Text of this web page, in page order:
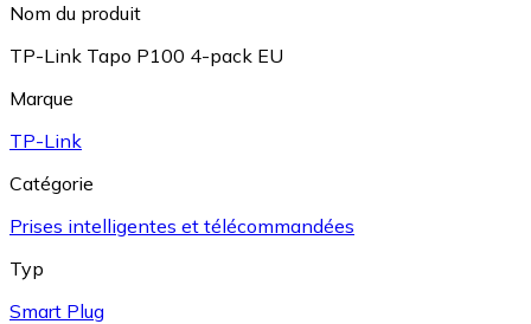
Nom du produit
TP-Link Tapo P100 4-pack EU
Marque
TP-Link
Catégorie
Prises intelligentes et télécommandées
Typ
Smart Plug